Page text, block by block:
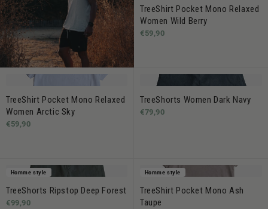
TreeShirt Pocket Mono Relaxed
Women Wild Berry
€59,90
TreeShirt Pocket Mono Relaxed
Women Arctic Sky
€59,90
TreeShorts Women Dark Navy
€79,90
Homme style
TreeShorts Ripstop Deep Forest
€99,90
Homme style
TreeShirt Pocket Mono Ash
Taupe